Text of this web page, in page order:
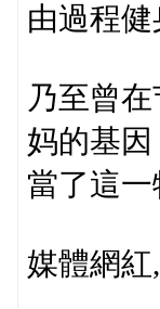
由過程
乃至曾
妈的基
當了這一
媒體網紅,